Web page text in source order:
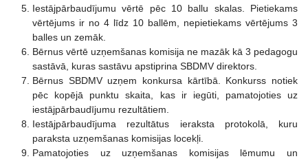
Iestājpārbaudījumu vērtē pēc 10 ballu skalas. Pietiekams
vērtējums ir no 4 līdz 10 ballēm, nepietiekams vērtējums 3
balles un zemāk.
Bērnus vērtē uzņemšanas komisija ne mazāk kā 3 pedagogu
sastāvā, kuras sastāvu apstiprina SBDMV direktors.
Bērnus SBDMV uzņem konkursa kārtībā. Konkurss notiek
pēc kopējā punktu skaita, kas ir iegūti, pamatojoties uz
iestājpārbaudījumu rezultātiem.
Iestājpārbaudījuma rezultātus ieraksta protokolā, kuru
paraksta uzņemšanas komisijas locekļi.
Pamatojoties uz uzņemšanas komisijas lēmumu un